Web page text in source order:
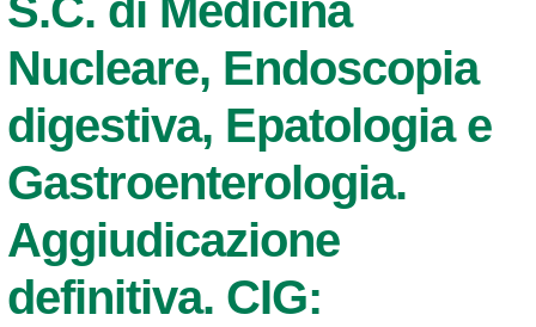
S.C. di Medicina
Nucleare, Endoscopia
digestiva, Epatologia e
Gastroenterologia.
Aggiudicazione
definitiva. CIG: